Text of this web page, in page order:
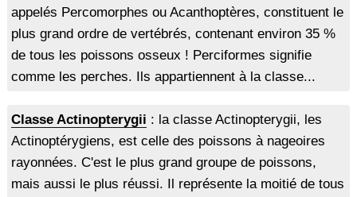
appelés Percomorphes ou Acanthoptères, constituent le
plus grand ordre de vertébrés, contenant environ 35 %
de tous les poissons osseux ! Perciformes signifie
comme les perches. Ils appartiennent à la classe...
Classe Actinopterygii : la classe Actinopterygii, les
Actinoptérygiens, est celle des poissons à nageoires
rayonnées. C'est le plus grand groupe de poissons,
mais aussi le plus réussi. Il représente la moitié de tous